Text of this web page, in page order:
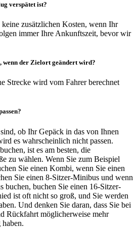
verspätet ist?
zusätzlichen Kosten, wenn Ihr
immer Ihre Ankunftszeit, bevor wir
wenn der Zielort geändert wird?
Strecke wird vom Fahrer berechnet
ob Ihr Gepäck in das von Ihnen
es wahrscheinlich nicht passen.
ist es am besten, die
zu wählen. Wenn Sie zum Beispiel
Sie einen Kombi, wenn Sie einen
Sie einen 8-Sitzer-Minibus und wenn
buchen, buchen Sie einen 16-Sitzer-
ist oft nicht so groß, und Sie werden
Und denken Sie daran, dass Sie bei
Rückfahrt möglicherweise mehr